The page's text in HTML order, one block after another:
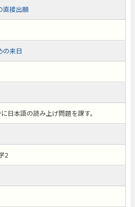
直接出願
の来日
日本語の読み上げ問題を課す。
2